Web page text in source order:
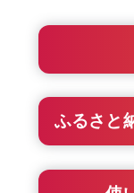
ふるさと